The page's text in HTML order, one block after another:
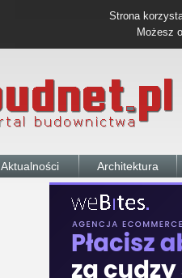
Strona
Możesz
Aktualności Architektura